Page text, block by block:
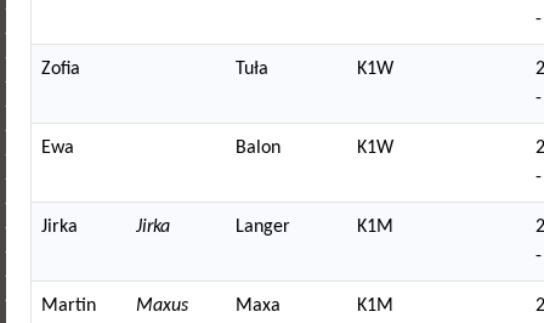
Zofia Tuła K1W
Ewa Balon K1W
Jirka Jirka Langer K1M
Martin Maxus Maxa K1M